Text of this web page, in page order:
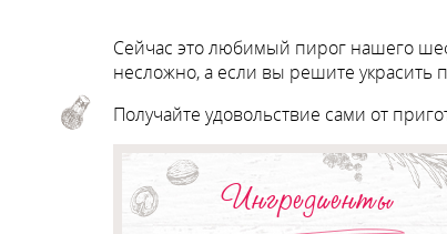
Сейчас это любимый пирог нашего
несложно, а если вы решите украсить
Получайте удовольствие сами от
Ингредиенты